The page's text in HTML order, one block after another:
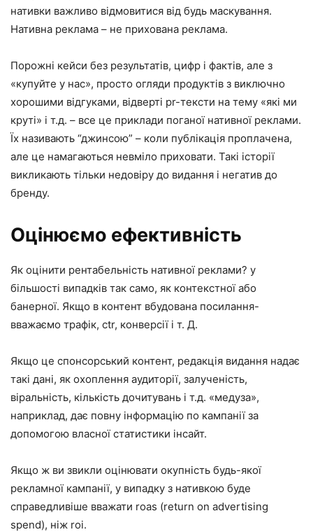
нативки важливо відмовитися від будь маскування.
Нативна реклама – не прихована реклама.
Порожні кейси без результатів, цифр і фактів, але з
«купуйте у нас», просто огляди продуктів з виключно
хорошими відгуками, відверті pr-тексти на тему «які ми
круті» і т.д. – все це приклади поганої нативної реклами.
Їх називають “джинсою” – коли публікація проплачена,
але це намагаються невміло приховати. Такі історії
викликають тільки недовіру до видання і негатив до
бренду.
Оцінюємо ефективність
Як оцінити рентабельність нативної реклами? у
більшості випадків так само, як контекстної або
банерної. Якщо в контент вбудована посилання-
вважаємо трафік, ctr, конверсії і т. Д.
Якщо це спонсорський контент, редакція видання надає
такі дані, як охоплення аудиторії, залученість,
віральність, кількість дочитувань і т.д. «медуза»,
наприклад, дає повну інформацію по кампанії за
допомогою власної статистики інсайт.
Якщо ж ви звикли оцінювати окупність будь-якої
рекламної кампанії, у випадку з нативкою буде
справедливіше вважати roas (return on advertising
spend), ніж roi.